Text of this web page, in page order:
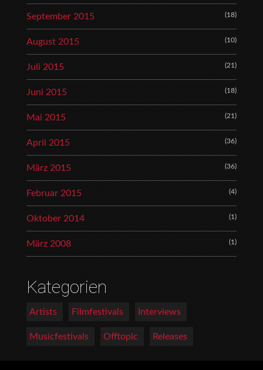
September 2015 (18)
August 2015 (10)
Juli 2015 (21)
Juni 2015 (18)
Mai 2015 (21)
April 2015 (36)
März 2015 (36)
Februar 2015 (4)
Oktober 2014 (1)
März 2008 (1)
Kategorien
Artists Filmfestivals Interviews
Musicfestivals Offtopic Releases